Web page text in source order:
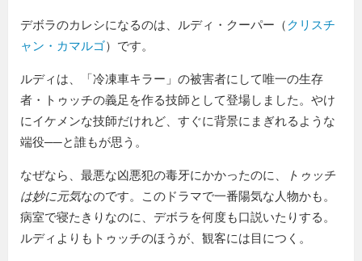
デボラのカレシになるのは、ルディ・クーパー（クリスチ
ャン・カマルゴ）です。
ルディは、「冷凍車キラー」の被害者にして唯一の生存
者・トゥッチの義足を作る技師として登場しました。やけ
にイケメンな技師だけれど、すぐに背景にまぎれるような
端役──と誰もが思う。
なぜなら、最悪な凶悪犯の毒牙にかかったのに、
トゥッチ
は妙に元気なのです。このドラマで一番陽気な人物かも。
病室で寝たきりなのに、デボラを何度も口説いたりする。
ルディよりもトゥッチのほうが、観客には目につく。